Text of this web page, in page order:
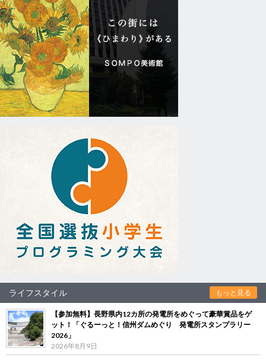
ライフスタイル もっと見る
【参加無料】長野県内12カ所の発電所をめぐって豪華賞品をゲ
ット！「ぐるーっと！信州ダムめぐり 発電所スタンプラリー
2026」
2026年8月9日